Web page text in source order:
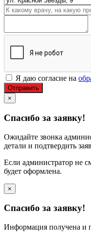
Я даю согласие на
Отправить
×
Спасибо за заявку!
Ожидайте звонка
детали и подтвердить
Если администратор не
будет оформлена.
×
Спасибо за заявку!
Информация получена и